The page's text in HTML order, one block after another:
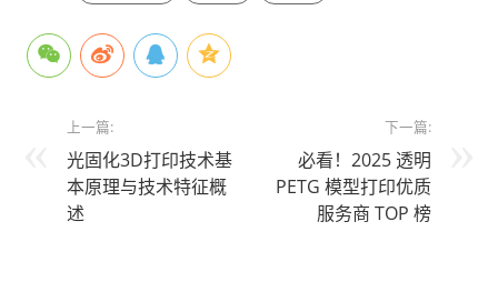
上一篇:
光固化3D打印技术基
本原理与技术特征概
述
下一篇:
必看！2025 透明
PETG 模型打印优质
服务商 TOP 榜